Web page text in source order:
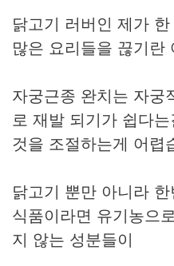
닭고기 러버인 제가
많은 요리들을 끊기란
자궁근종 완치는 자궁
로 재발 되기가 쉽다
것을 조절하는게 어렵
닭고기 뿐만 아니라
식품이라면 유기농으
지 않는 성분들이